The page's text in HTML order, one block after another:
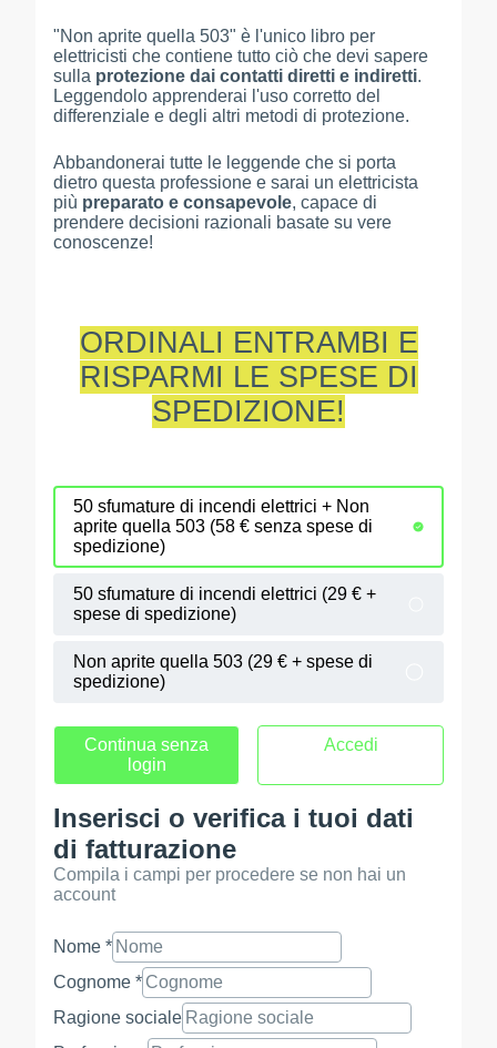
"Non aprite quella 503" è l'unico libro per
elettricisti che contiene tutto ciò che devi sapere
sulla protezione dai contatti diretti e indiretti.
Leggendolo apprenderai l'uso corretto del
differenziale e degli altri metodi di protezione.
Abbandonerai tutte le leggende che si porta
dietro questa professione e sarai un elettricista
più preparato e consapevole, capace di
prendere decisioni razionali basate su vere
conoscenze!
ORDINALI ENTRAMBI E
RISPARMI LE SPESE DI
SPEDIZIONE!
50 sfumature di incendi elettrici + Non
aprite quella 503 (58 € senza spese di
spedizione)
50 sfumature di incendi elettrici (29 € +
spese di spedizione)
Non aprite quella 503 (29 € + spese di
spedizione)
Continua senza
login
Accedi
Inserisci o verifica i tuoi dati
di fatturazione
Compila i campi per procedere se non hai un
account
Nome *
Cognome *
Ragione sociale